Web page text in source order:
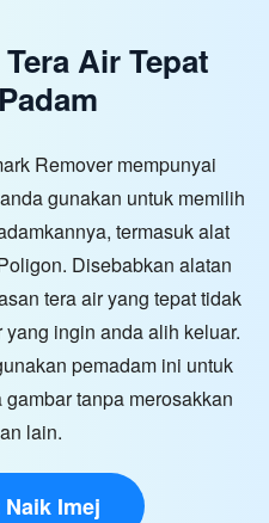
Air Tepat
Remover mempunyai
gunakan untuk memilih
termasuk alat
Disebabkan alatan
tera air yang tepat tidak
ingin anda alih keluar.
pemadam ini untuk
tanpa merosakkan
lain.
Naik Imej